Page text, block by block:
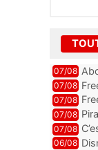
07/08
07/08
07/08
07/08
07/08
06/08